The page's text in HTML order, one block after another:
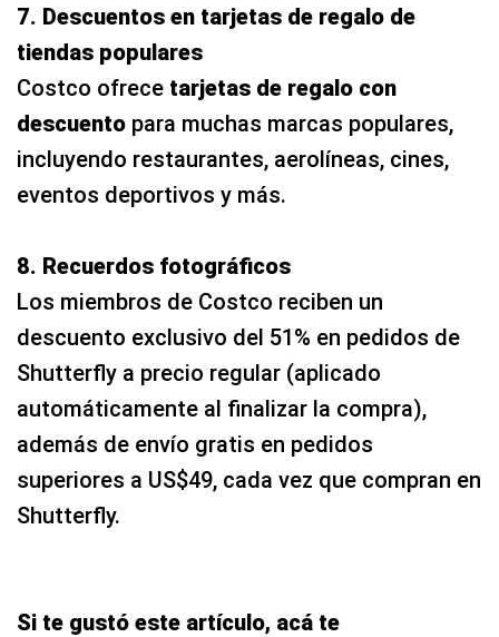
7. Descuentos en tarjetas de regalo de
tiendas populares
Costco ofrece tarjetas de regalo con
descuento para muchas marcas populares,
incluyendo restaurantes, aerolíneas, cines,
eventos deportivos y más.
8. Recuerdos fotográficos
Los miembros de Costco reciben un
descuento exclusivo del 51% en pedidos de
Shutterfly a precio regular (aplicado
automáticamente al finalizar la compra),
además de envío gratis en pedidos
superiores a US$49, cada vez que compran en
Shutterfly.
Si te gustó este artículo, acá te